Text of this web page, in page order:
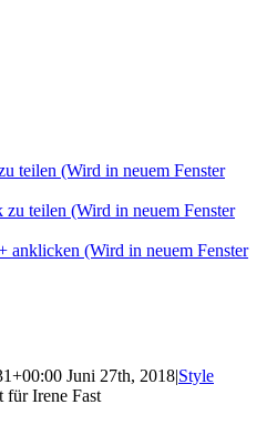
teilen (Wird in neuem Fenster
teilen (Wird in neuem Fenster
anklicken (Wird in neuem Fenster
Juni 27th, 2018|Style
für Irene Fast